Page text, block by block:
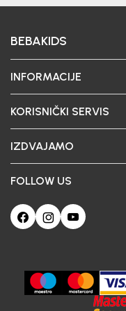
BEBAKIDS
INFORMACIJE
KORISNIČKI SERVIS
IZDVAJAMO
FOLLOW US